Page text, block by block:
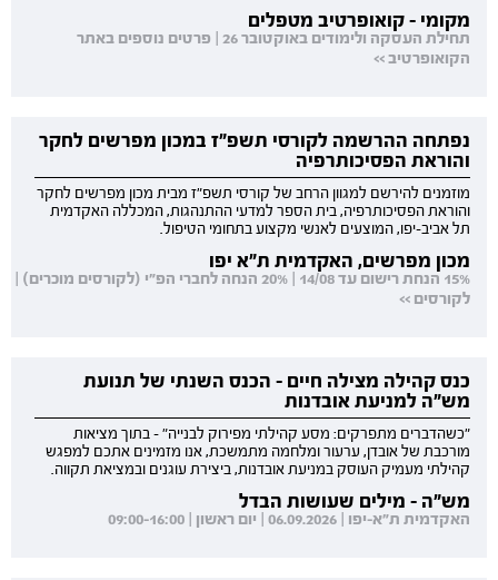
מקומי - קואופרטיב מטפלים
תחילת העסקה ולימודים באוקטובר 26 | פרטים נוספים באתר
הקואופרטיב >>
נפתחה ההרשמה לקורסי תשפ"ז במכון מפרשים לחקר
והוראת הפסיכותרפיה
מוזמנים להירשם למגוון הרחב של קורסי תשפ"ז מבית מכון מפרשים לחקר
והוראת הפסיכותרפיה, בית הספר למדעי ההתנהגות, המכללה האקדמית
תל אביב-יפו, המוצעים לאנשי מקצוע בתחומי הטיפול.
מכון מפרשים, האקדמית ת"א יפו
15% הנחת רישום עד 14/08 | 20% הנחה לחברי הפ"י (לקורסים מוכרים) |
לקורסים >>
כנס קהילה מצילה חיים - הכנס השנתי של תנועת
מש"ה למניעת אובדנות
"כשהדברים מתפרקים: מסע קהילתי מפירוק לבנייה" - בתוך מציאות
מורכבת של אובדן, ערעור ומלחמה מתמשכת, אנו מזמינים אתכם למפגש
קהילתי מעמיק העוסק במניעת אובדנות, ביצירת עוגנים ובמציאת תקווה.
מש"ה - מילים שעושות הבדל
האקדמית ת"א-יפו | 06.09.2026 | יום ראשון | 09:00-16:00